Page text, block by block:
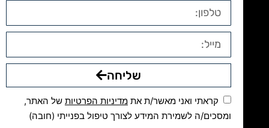
שליחה
קראתי ואני מאשר/ת אתמדיניות הפרטיות של האתר,
ומסכים/ה לשמירת המידע לצורך טיפול בפנייתי (חובה)